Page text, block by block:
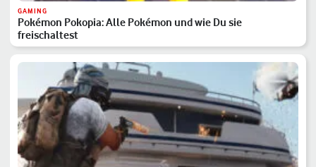
GAMING
Pokémon Pokopia: Alle Pokémon und wie Du sie
freischaltest